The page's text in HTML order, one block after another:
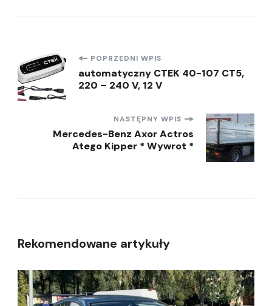
Nawigacja
wpisu
POPRZEDNI WPIS
automatyczny CTEK 40-107 CT5,
220 – 240 V, 12 V
NASTĘPNY WPIS
Mercedes-Benz Axor Actros
Atego Kipper * Wywrot *
Rekomendowane artykuły